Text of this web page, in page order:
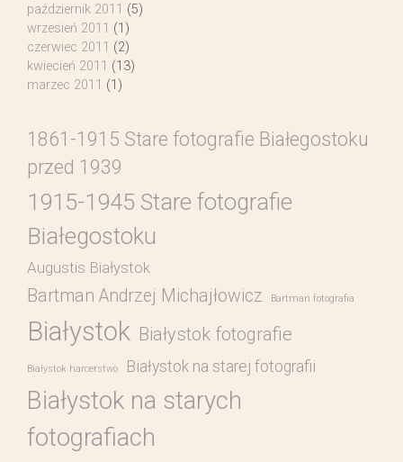
październik 2011 (5)
wrzesień 2011 (1)
czerwiec 2011 (2)
kwiecień 2011 (13)
marzec 2011 (1)
1861-1915 Stare fotografie Białegostoku
przed 1939
1915-1945 Stare fotografie
Białegostoku
Augustis Białystok
Bartman Andrzej Michajłowicz Bartman fotografia
Białystok Białystok fotografie
Białystok harcerstwo Białystok na starej fotografii
Białystok na starych
fotografiach